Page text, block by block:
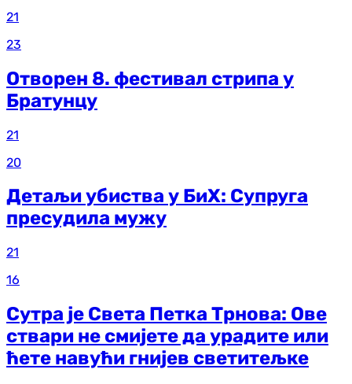
21
23
Отворен 8. фестивал стрипа у
Братунцу
21
20
Детаљи убиства у БиХ: Супруга
пресудила мужу
21
16
Сутра је Света Петка Трнова: Ове
ствари не смијете да урадите или
ћете навући гнијев светитељке